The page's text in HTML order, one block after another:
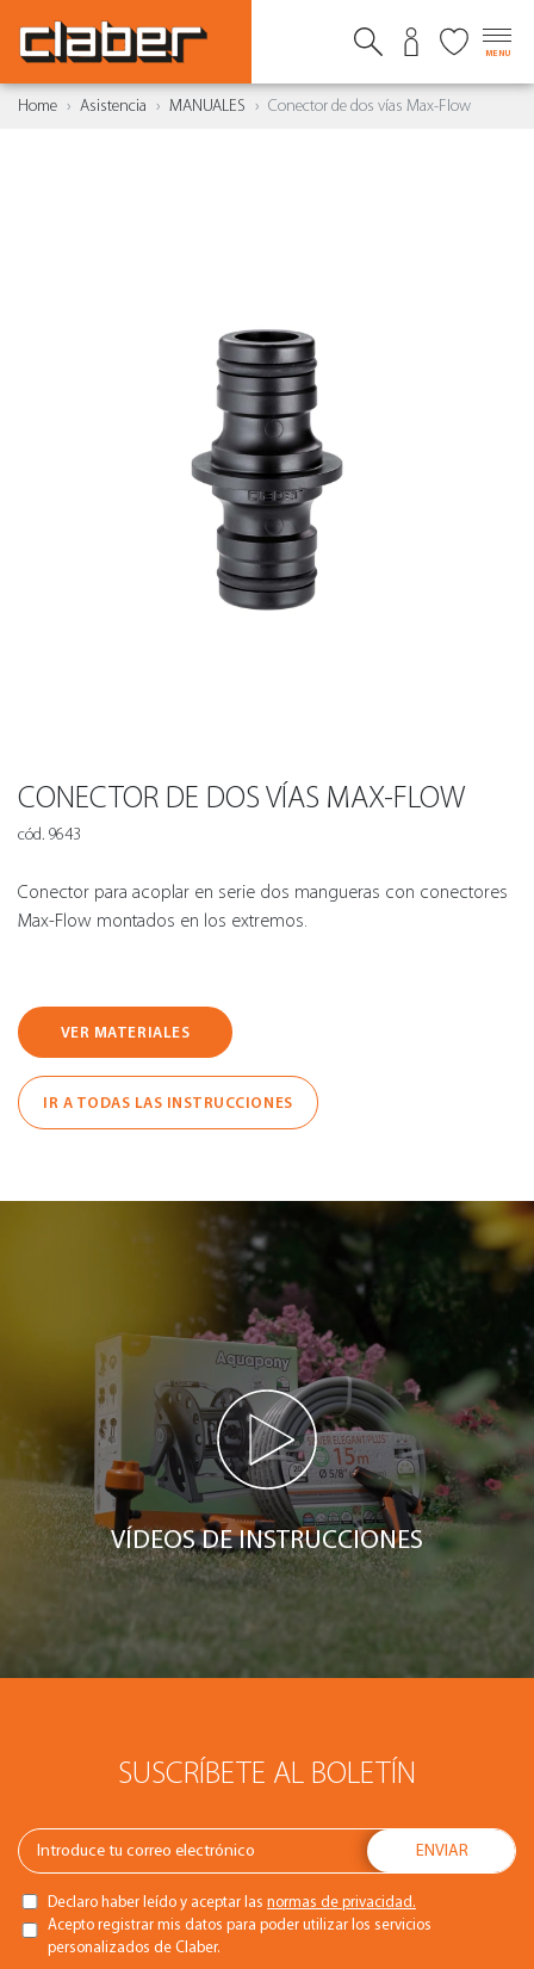
MENU
Home Asistencia MANUALES Conector de dos vías Max-Flow
CONECTOR DE DOS VÍAS MAX-FLOW
cód. 9643
Conector para acoplar en serie dos mangueras con conectores
Max-Flow montados en los extremos.
VER MATERIALES
IR A TODAS LAS INSTRUCCIONES
VÍDEOS DE INSTRUCCIONES
SUSCRÍBETE AL BOLETÍN
Declaro haber leído y aceptar las normas de privacidad.
Acepto registrar mis datos para poder utilizar los servicios
personalizados de Claber.